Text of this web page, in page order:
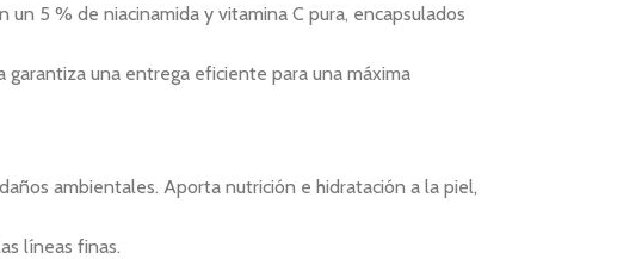
5 % de niacinamida y vitamina C pura, encapsulados
una entrega eficiente para una máxima
ambientales. Aporta nutrición e hidratación a la piel,
líneas finas.